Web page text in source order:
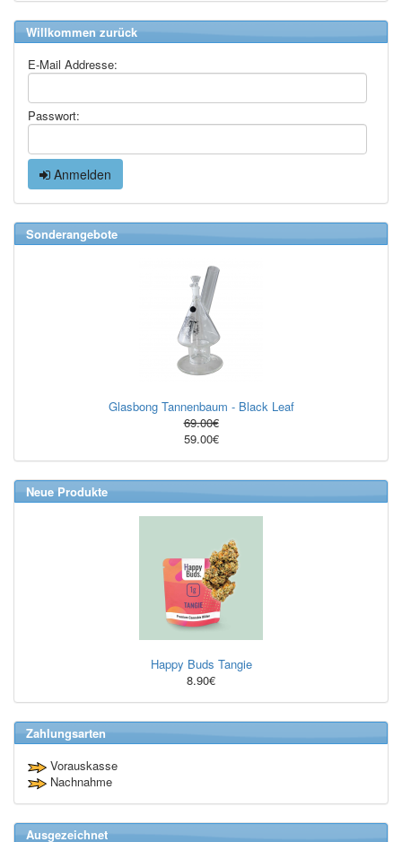
Willkommen zurück
E-Mail Addresse:
Passwort:
Anmelden
Sonderangebote
Glasbong Tannenbaum - Black Leaf
69.00€
59.00€
Neue Produkte
Happy Buds Tangie
8.90€
Zahlungsarten
Vorauskasse
Nachnahme
Ausgezeichnet